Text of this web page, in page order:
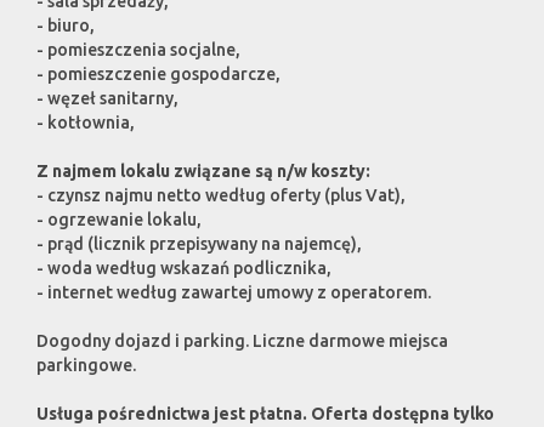
- biuro,
- pomieszczenia socjalne,
- pomieszczenie gospodarcze,
- węzeł sanitarny,
- kotłownia,
Z najmem lokalu związane są n/w koszty:
- czynsz najmu netto według oferty (plus Vat),
- ogrzewanie lokalu,
- prąd (licznik przepisywany na najemcę),
- woda według wskazań podlicznika,
- internet według zawartej umowy z operatorem.
Dogodny dojazd i parking. Liczne darmowe miejsca
parkingowe.
Usługa pośrednictwa jest płatna. Oferta dostępna tylko